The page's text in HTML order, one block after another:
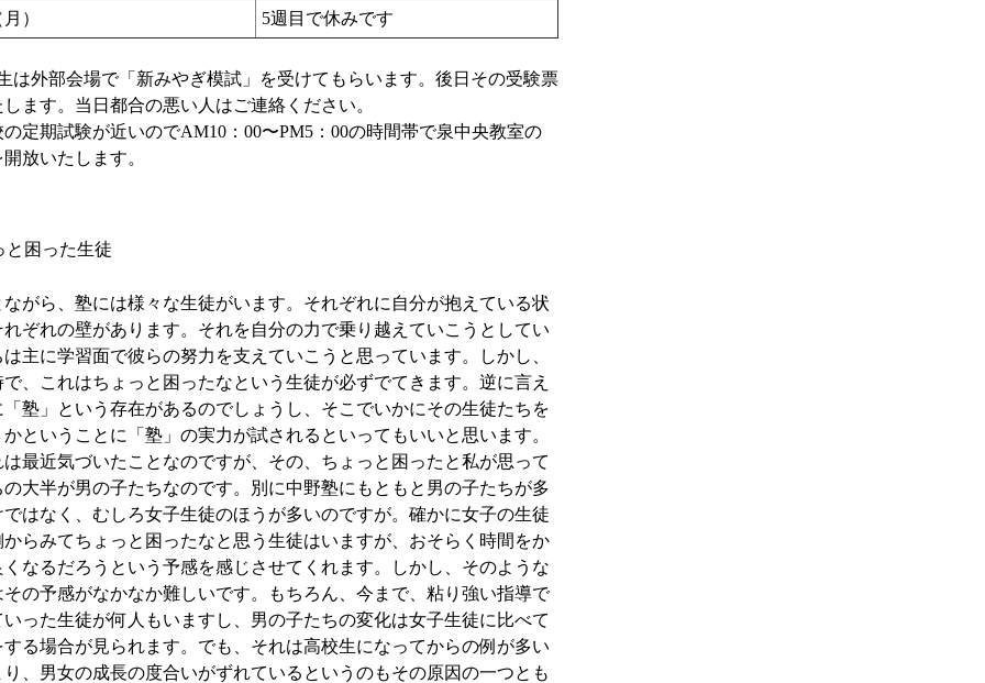
） 5週目で休みです
は外部会場で「新みやぎ模試」を受けてもらいます。後日その受験票
ます。当日都合の悪い人はご連絡ください。
定期試験が近いのでAM10：00〜PM5：00の時間帯で泉中央教室の
放いたします。
と困った生徒
がら、塾には様々な生徒がいます。それぞれに自分が抱えている状
ぞれの壁があります。それを自分の力で乗り越えていこうとしてい
主に学習面で彼らの努力を支えていこうと思っています。しかし、
、これはちょっと困ったなという生徒が必ずでてきます。逆に言え
塾」という存在があるのでしょうし、そこでいかにその生徒たちを
ということに「塾」の実力が試されるといってもいいと思います。
最近気づいたことなのですが、その、ちょっと困ったと私が思って
大半が男の子たちなのです。別に中野塾にもともと男の子たちが多
はなく、むしろ女子生徒のほうが多いのですが。確かに女子の生徒
らみてちょっと困ったなと思う生徒はいますが、おそらく時間をか
なるだろうという予感を感じさせてくれます。しかし、そのような
の予感がなかなか難しいです。もちろん、今まで、粘り強い指導で
った生徒が何人もいますし、男の子たちの変化は女子生徒に比べて
る場合が見られます。でも、それは高校生になってからの例が多い
、男女の成長の度合いがずれているというのもその原因の一つとも